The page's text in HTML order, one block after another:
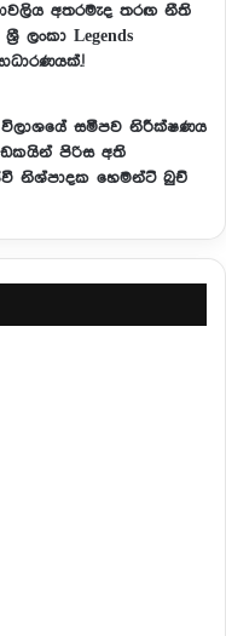
අතරමැද තරඟ නීති
ලංකා Legends
විලාශයේ සමීපව නිරීක්ෂණය
පිරිස අති
නිශ්පාදක හෙමන්ට් බුච්